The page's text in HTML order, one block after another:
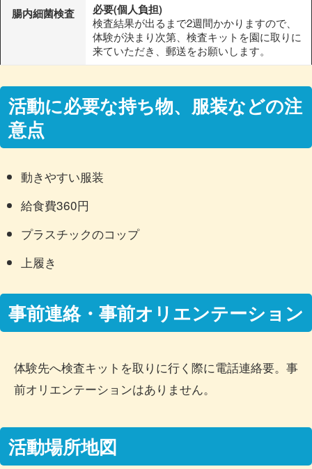
腸内細菌検査 必要(個人負担)
検査結果が出るまで2週間かかりますので、
体験が決まり次第、検査キットを園に取りに
来ていただき、郵送をお願いします。
活動に必要な持ち物、服装などの注
意点
動きやすい服装
給食費360円
プラスチックのコップ
上履き
事前連絡・事前オリエンテーション
体験先へ検査キットを取りに行く際に電話連絡要。事
前オリエンテーションはありません。
活動場所地図